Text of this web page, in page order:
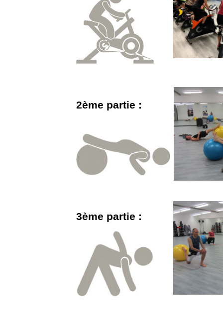
2ème partie :
3ème partie :